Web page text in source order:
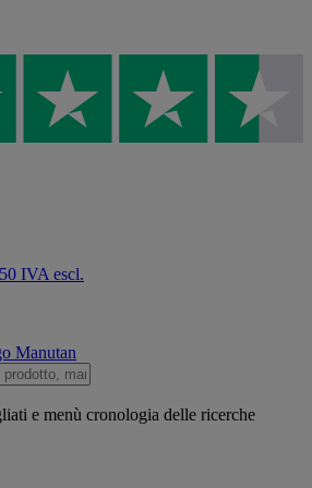
IVA escl.
e menù cronologia delle ricerche